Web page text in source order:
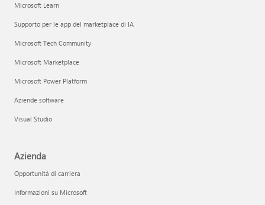
Microsoft Learn
Supporto per le app del marketplace di IA
Microsoft Tech Community
Microsoft Marketplace
Microsoft Power Platform
Aziende software
Visual Studio
Azienda
Opportunità di carriera
Informazioni su Microsoft